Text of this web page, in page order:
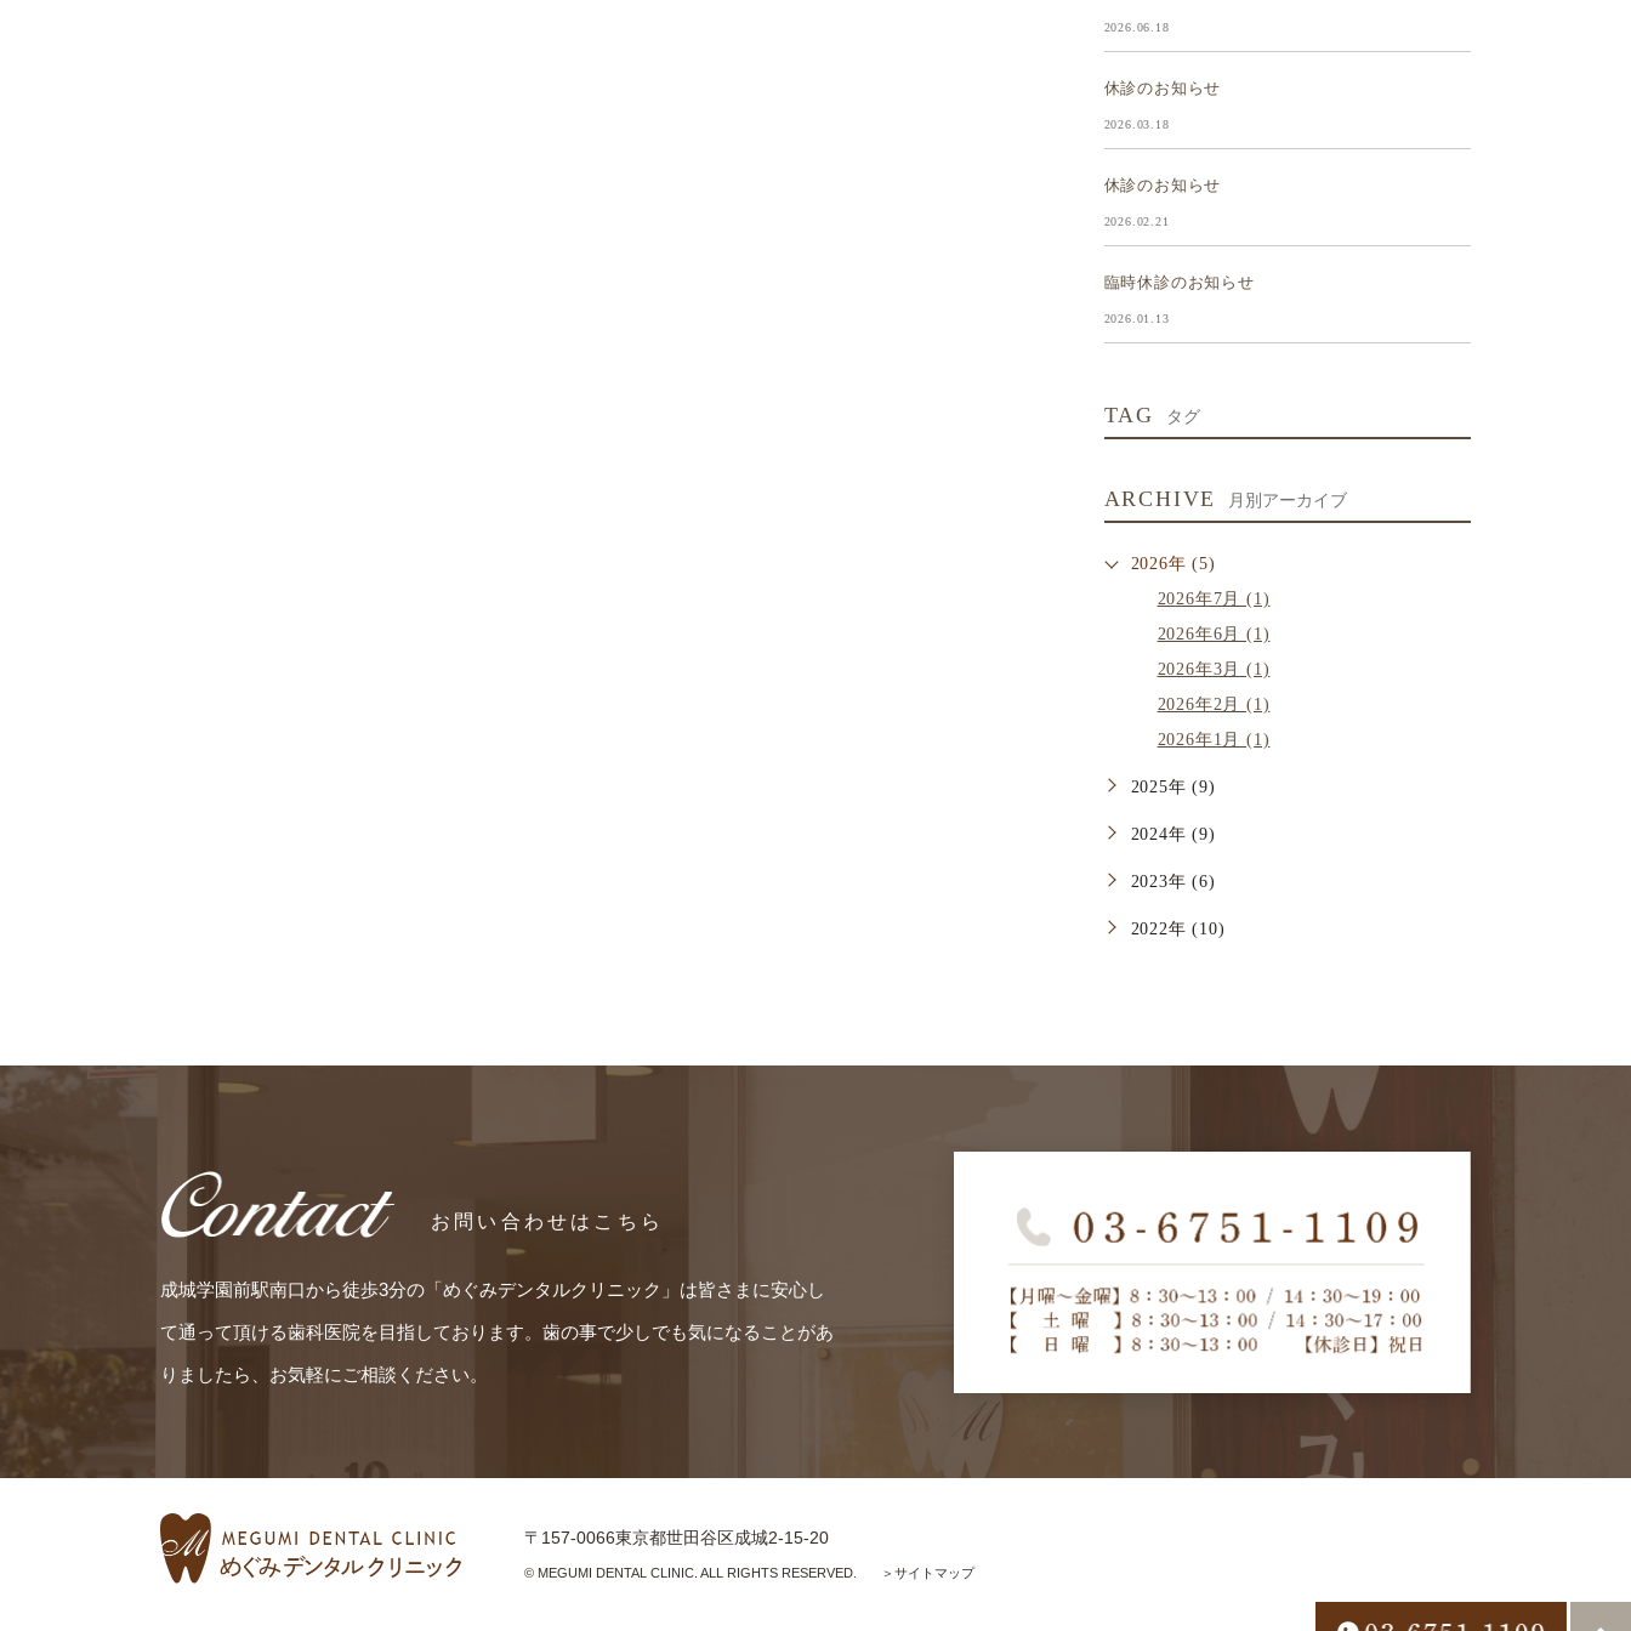
2026.06.18
休診のお知らせ
2026.03.18
休診のお知らせ
2026.02.21
臨時休診のお知らせ
2026.01.13
TAG タグ
ARCHIVE 月別アーカイブ
2026年 (5)
2026年7月 (1)
2026年6月 (1)
2026年3月 (1)
2026年2月 (1)
2026年1月 (1)
2025年 (9)
2024年 (9)
2023年 (6)
2022年 (10)
お問い合わせはこちら
成城学園前駅南口から徒歩3分の「めぐみデンタルクリニック」は皆さまに安心し
て通って頂ける歯科医院を目指しております。歯の事で少しでも気になることがあ
りましたら、お気軽にご相談ください。
〒157-0066東京都世田谷区成城2-15-20
© MEGUMI DENTAL CLINIC. ALL RIGHTS RESERVED. ＞サイトマップ